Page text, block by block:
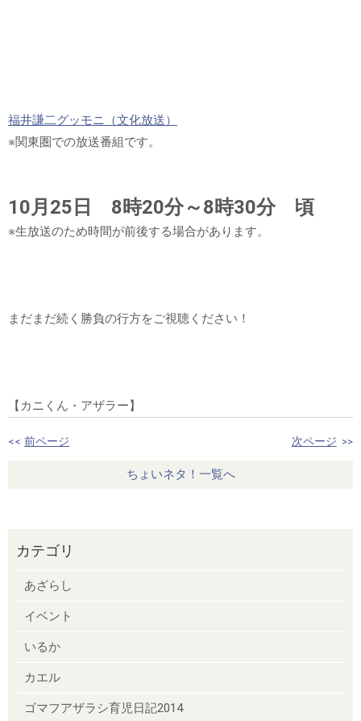
福井謙二グッモニ（文化放送）
※関東圏での放送番組です。
10月25日 8時20分～8時30分 頃
※生放送のため時間が前後する場合があります。
まだまだ続く勝負の行方をご視聴ください！
【カニくん・アザラー】
<< 前ページ 次ページ >>
ちょいネタ！一覧へ
カテゴリ
あざらし
イベント
いるか
カエル
ゴマフアザラシ育児日記2014